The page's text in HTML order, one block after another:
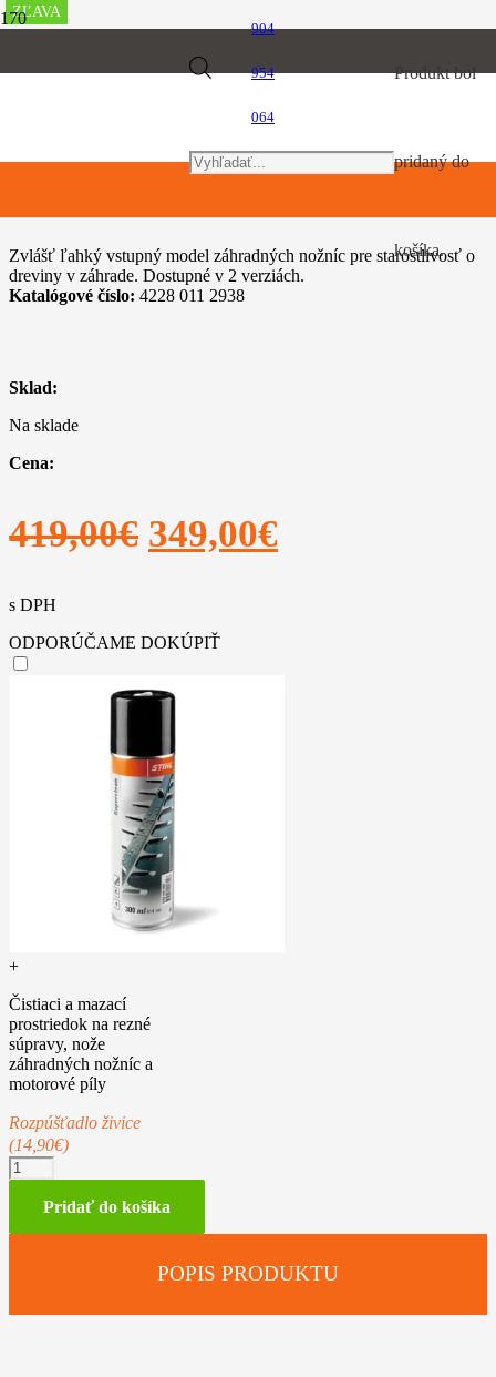
904
954
064
Products
search
Produktbol
pridaný do
košíka.
Nožnice na živé ploty
STIHL HS 45, 60 cm
Zvlášť ľahký vstupný model záhradných nožníc pre starostlivosť o
dreviny v záhrade. Dostupné v 2 verziách.
Katalógové číslo: 4228 011 2938
Sklad:
Na sklade
Cena:
419,00€ Pôvodná
bola:
349,00€
s DPH
ODPORÚČAME DOKÚPIŤ
+
Čistiaci a mazací
prostriedok na rezné
súpravy, nože
záhradných nožníc a
motorové píly
Rozpúšťadlo živice
(14,90€)
množstvo
STIHL
Pridať do košíka
POPIS PRODUKTU
ZĽAVA
ZĽAVA
ZĽAVA
ZĽAVA
ZĽAVA
ZĽAVA
ZĽAVA
ZĽAVA
ZĽAVA
ZĽAVA